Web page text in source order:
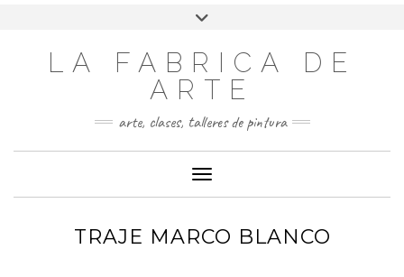
LA FABRICA DE
ARTE
arte, clases, talleres de pintura
Cambiar modo de navegación
TRAJE MARCO BLANCO